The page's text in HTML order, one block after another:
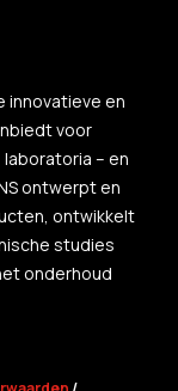
innovatieve en
voor
– en
ontwerpt en
ontwikkelt
studies
onderhoud